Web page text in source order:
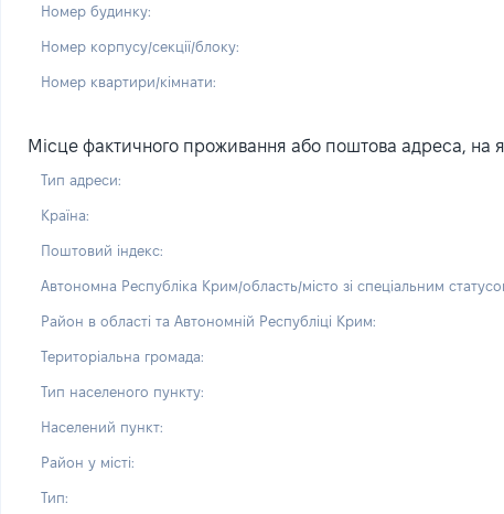
Номер будинку:
Номер корпусу/секції/блоку:
Номер квартири/кімнати:
Місце фактичного проживання або поштова адреса, на
Тип адреси:
Країна:
Поштовий індекс:
Автономна Республіка Крим/область/місто зі спеціальним
Район в області та Автономній Республіці Крим:
Територіальна громада:
Тип населеного пункту:
Населений пункт:
Район у місті:
Тип: